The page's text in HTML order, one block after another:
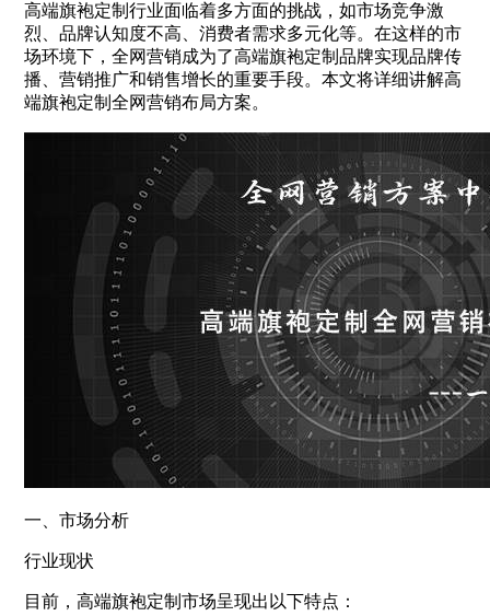
高端旗袍定制行业面临着多方面的挑战，如市场竞争激
烈、品牌认知度不高、消费者需求多元化等。在这样的市
场环境下，全网营销成为了高端旗袍定制品牌实现品牌传
播、营销推广和销售增长的重要手段。本文将详细讲解高
端旗袍定制全网营销布局方案。
一、市场分析
行业现状
目前，高端旗袍定制市场呈现出以下特点：